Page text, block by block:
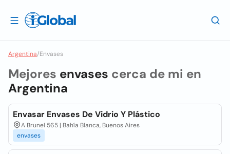
Argentina/Envases
Mejores envases cerca de mi en
Argentina
Envasar Envases De Vidrio Y Plástico
A Brunel 565 | Bahía Blanca, Buenos Aires
envases